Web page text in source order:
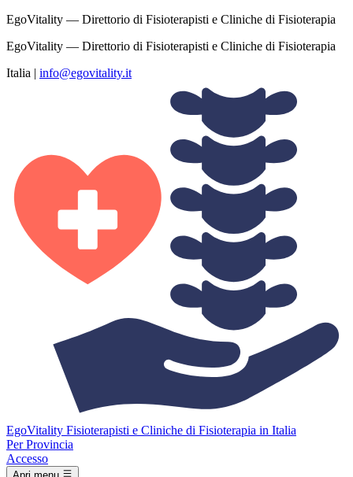
EgoVitality — Direttorio di Fisioterapisti e Cliniche di Fisioterapia
EgoVitality — Direttorio di Fisioterapisti e Cliniche di Fisioterapia
Italia | info@egovitality.it
EgoVitality Fisioterapisti e Cliniche di Fisioterapia in Italia
Per Provincia
Accesso